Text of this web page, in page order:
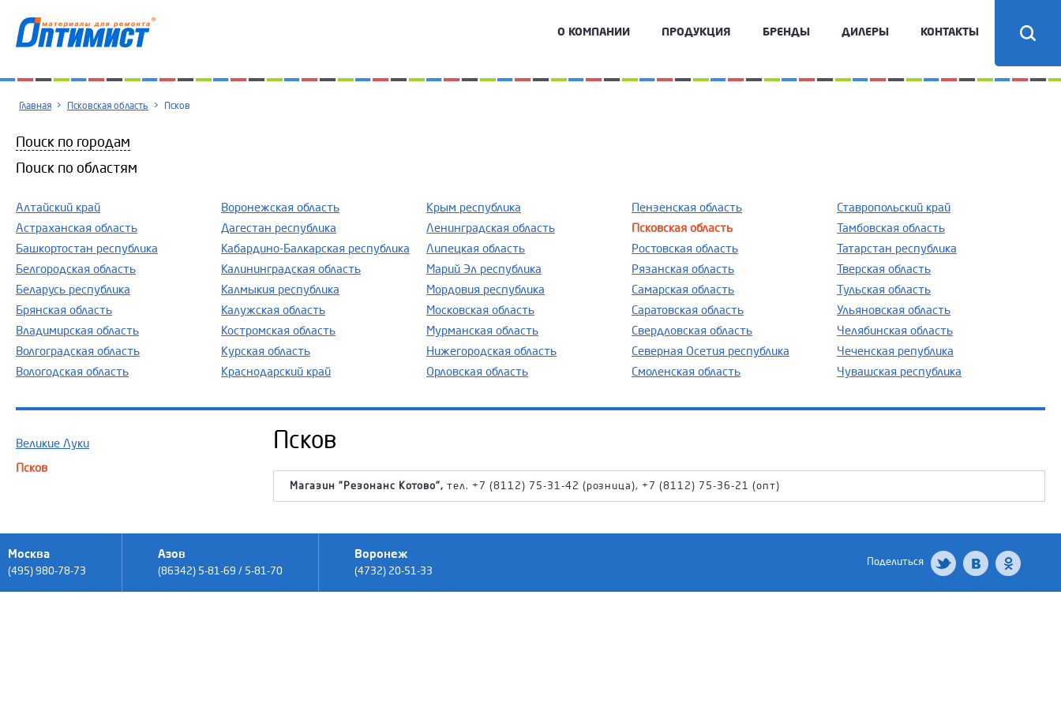
О КОМПАНИИ ПРОДУКЦИЯ БРЕНДЫ ДИЛЕРЫ КОНТАКТЫ
Главная > Псковская область > Псков
Поиск по городам
Поиск по областям
Алтайский край
Астраханская область
Башкортостан республика
Белгородская область
Беларусь республика
Брянская область
Владимирская область
Волгоградская область
Вологодская область
Воронежская область
Дагестан республика
Кабардино-Балкарская республика
Калининградская область
Калмыкия республика
Калужская область
Костромская область
Курская область
Краснодарский край
Крым республика
Ленинградская область
Липецкая область
Марий Эл республика
Мордовия республика
Московская область
Мурманская область
Нижегородская область
Орловская область
Пензенская область
Псковская область
Ростовская область
Рязанская область
Самарская область
Саратовская область
Свердловская область
Северная Осетия республика
Смоленская область
Ставропольский край
Тамбовская область
Татарстан республика
Тверская область
Тульская область
Ульяновская область
Челябинская область
Чеченская република
Чувашская республика
Великие Луки
Псков
Псков
Магазин "Резонанс Котово", тел. +7 (8112) 75-31-42 (розница), +7 (8112) 75-36-21 (опт)
Москва
(495) 980-78-73
Азов
(86342) 5-81-69 / 5-81-70
Воронеж
(4732) 20-51-33
Поделиться